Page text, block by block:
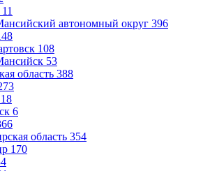
11
автономный округ 396
108
53
область 388
18
6
область 354
170